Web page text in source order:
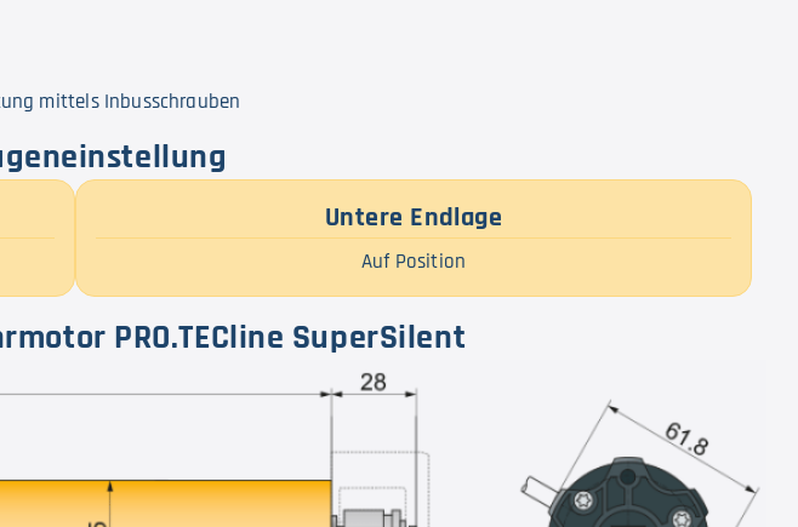
mittels Inbusschrauben
Untere Endlage
Auf Position
PRO.TECline SuperSilent